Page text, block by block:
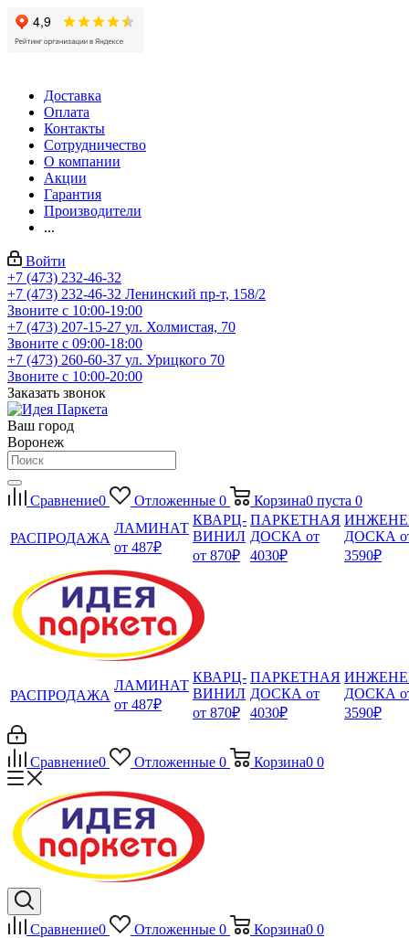
Доставка
Оплата
Контакты
Сотрудничество
О компании
Акции
Гарантия
Производители
...
Войти
+7 (473) 232-46-32
+7 (473) 232-46-32 Ленинский пр-т, 158/2
Звоните с 10:00-19:00
+7 (473) 207-15-27 ул. Холмистая, 70
Звоните с 09:00-18:00
+7 (473) 260-60-37 ул. Урицкого 70
Звоните с 10:00-20:00
Заказать звонок
Ваш город
Воронеж
Сравнение0 Отложенные 0 Корзина0 пуста 0
РАСПРОДАЖА
ЛАМИНАТ
от 487₽
КВАРЦ-
ВИНИЛ
от 870₽
ПАРКЕТНАЯ
ДОСКА от
4030₽
ДОСКА
3590₽
РАСПРОДАЖА
ЛАМИНАТ
от 487₽
КВАРЦ-
ВИНИЛ
от 870₽
ПАРКЕТНАЯ
ДОСКА от
4030₽
ДОСКА
3590₽
Сравнение0 Отложенные 0 Корзина0 0
Сравнение0 Отложенные 0 Корзина0 0